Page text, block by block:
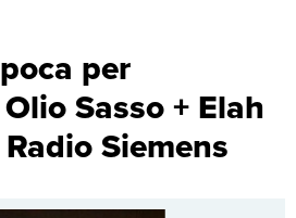
per
Sasso + Elah
Siemens
Olio Sasso + Elah + Leichner +